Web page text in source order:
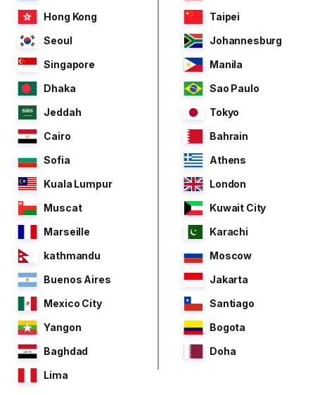
Hong Kong
Taipei
Seoul
Johannesburg
Singapore
Manila
Dhaka
Sao Paulo
Jeddah
Tokyo
Cairo
Bahrain
Sofia
Athens
Kuala Lumpur
London
Muscat
Kuwait City
Marseille
Karachi
kathmandu
Moscow
Buenos Aires
Jakarta
Mexico City
Santiago
Yangon
Bogota
Baghdad
Doha
Lima